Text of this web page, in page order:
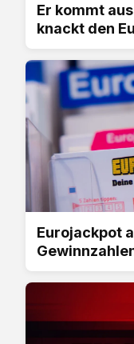
Er kommt
knackt den
Eurojackpot